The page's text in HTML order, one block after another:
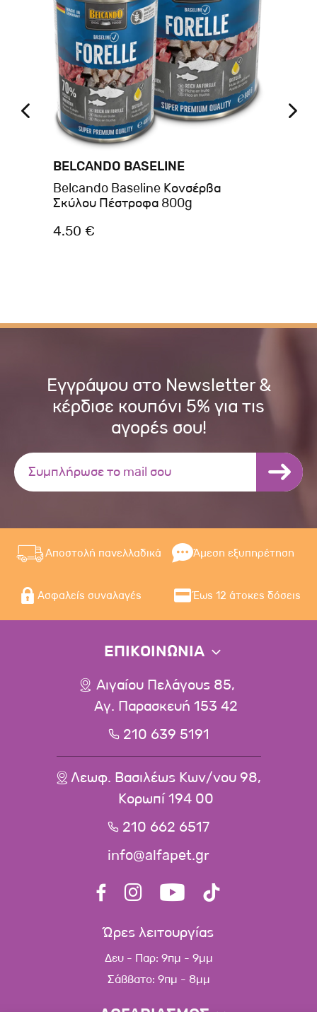
BELCANDO BASELINE
Belcando Baseline Κονσέρβα
Σκύλου Πέστροφα 800g
4.50 €
Εγγράψου στο Newsletter &
κέρδισε κουπόνι 5% για τις
αγορές σου!
Αποστολή πανελλαδικά Άμεση εξυπηρέτηση
Ασφαλείς συναλαγές Έως 12 άτοκες δόσεις
ΕΠΙΚΟΙΝΩΝΙΑ
Αιγαίου Πελάγους 85,
Αγ. Παρασκευή 153 42
210 639 5191
Λεωφ. Βασιλέως Κων/νου 98,
Κορωπί 194 00
210 662 6517
info@alfapet.gr
Ώρες λειτουργίας
Δευ - Παρ: 9πμ - 9μμ
Σάββατο: 9πμ - 8μμ